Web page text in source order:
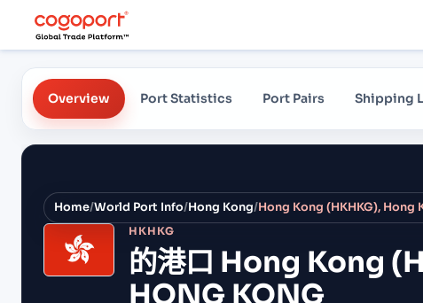
Overview Port Statistics Port Pairs Shipping
Home/World Port Info/Hong Kong/Hong Kong (HKHKG), Hong
HKHKG
的港口 Hong Kong
HONG KONG